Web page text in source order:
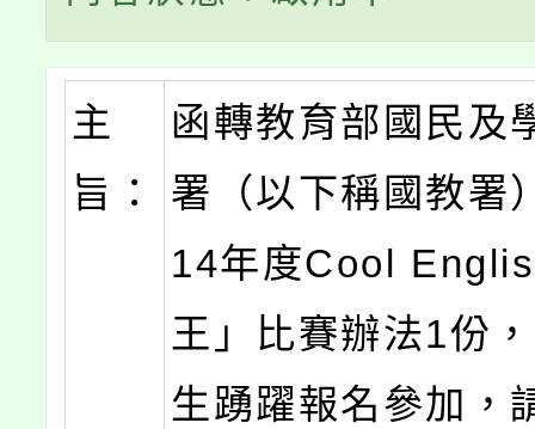
主
旨：
函轉教育部國民及
署（以下稱國教署
14年度Cool
王」比賽辦法1份
生踴躍報名參加，